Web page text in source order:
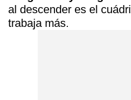
al descender es el
trabaja más.